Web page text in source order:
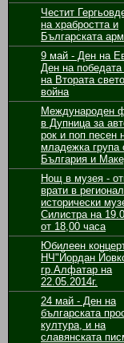
Честит
на храбростта и
Българската
9 май - Ден на
Ден на победата
на Втората
война
Международен
в Дупница за
рок и поп песен
младежка група
България и
Нощ в музея -
врати в
исторически
Силистра на
от 18,00 часа
Юбилеен
НЧ"Йордан
гр.Алфатар на
22.05.2014г.
24 май - Ден на
българската
култура, и на
славянската